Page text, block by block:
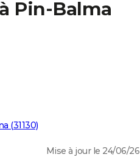
Pin-Balma
(31130)
Mise à jour le 24/06/26